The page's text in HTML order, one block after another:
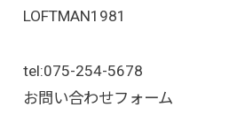
LOFTMAN1981
tel:075-254-5678
お問い合わせフォーム